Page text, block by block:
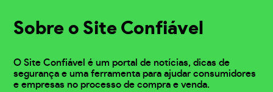
Sobre o Site Confiável
O Site Confiável é um portal de notícias, dicas de
segurança e uma ferramenta para ajudar consumidores
e empresas no processo de compra e venda.